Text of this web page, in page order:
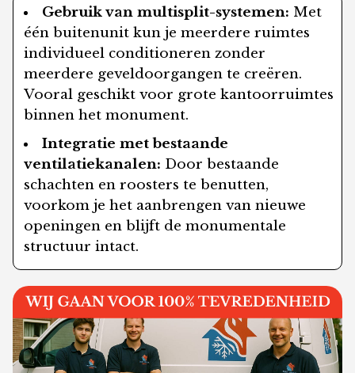
Gebruik van multisplit-systemen: Met
één buitenunit kun je meerdere ruimtes
individueel conditioneren zonder
meerdere geveldoorgangen te creëren.
Vooral geschikt voor grote kantoorruimtes
binnen het monument.
Integratie met bestaande
ventilatiekanalen: Door bestaande
schachten en roosters te benutten,
voorkom je het aanbrengen van nieuwe
openingen en blijft de monumentale
structuur intact.